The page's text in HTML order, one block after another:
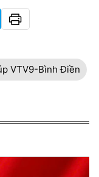
VTV9-Bình Điền